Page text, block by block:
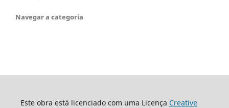
Navegar a categoria
Este obra está licenciado com uma Licença Creative